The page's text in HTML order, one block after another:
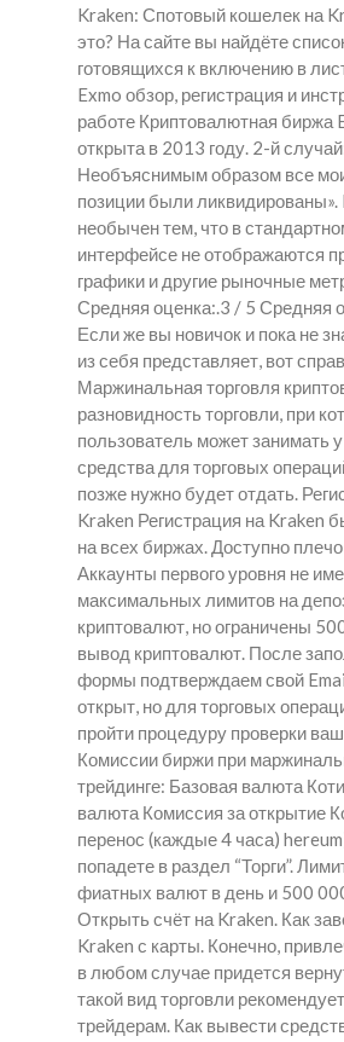
Kraken: Спотовый кошелек на
это? На сайте вы найдёте
готовящихся к включению в
Exmo обзор, регистрация и
работе Криптовалютная биржа
открыта в 2013 году. 2-й
Необъяснимым образом все
позиции были ликвидированы».
необычен тем, что в
интерфейсе не отображаются
графики и другие рыночные
Средняя оценка:.3 / 5 Средняя
Если же вы новичок и пока не
из себя представляет, вот
Маржинальная торговля
разновидность торговли, при
пользователь может занимать
средства для торговых
позже нужно будет отдать.
Kraken Регистрация на Kraken
на всех биржах. Доступно
Аккаунты первого уровня не
максимальных лимитов на
криптовалют, но ограничены
вывод криптовалют. После
формы подтверждаем свой
открыт, но для торговых
пройти процедуру проверки
Комиссии биржи при
трейдинге: Базовая валюта
валюта Комиссия за открытие
перенос (каждые 4 часа)
попадете в раздел “Торги”.
фиатных валют в день и 500
Открыть счёт на Kraken. Как
Kraken с карты. Конечно,
в любом случае придется
такой вид торговли
трейдерам. Как вывести